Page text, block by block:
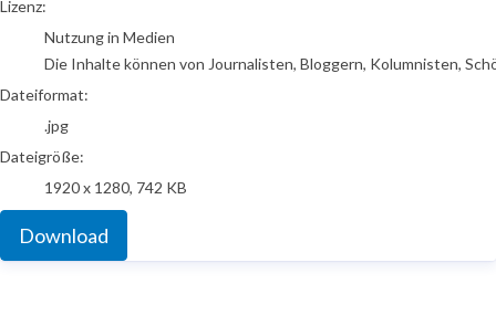
go to media item
Lizenz:
Nutzung in Medien
Die Inhalte können von Journalisten, Bloggern, Kolumnisten,
Dateiformat:
.jpg
Dateigröße:
1920 x 1280, 742 KB
Download